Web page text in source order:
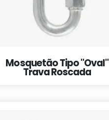
Mosquetão Tipo "Oval"
Trava Roscada